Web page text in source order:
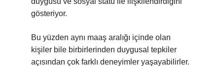
gösteriyor.
Bu yüzden aynı maaş aralığı içinde olan
kişiler bile birbirlerinden duygusal tepkiler
açısından çok farklı deneyimler yaşayabilirler.